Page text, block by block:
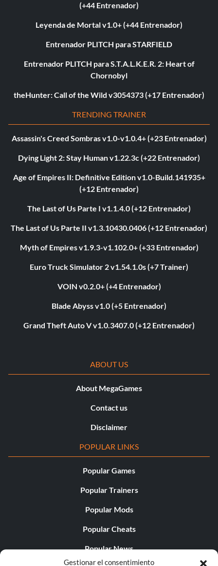
Gestionar el consentimiento
(+44 Entrenador)
Leyenda de Mortal v1.0+ (+44 Entrenador)
Entrenador PLITCH para STARFIELD
Entrenador PLITCH para S.T.A.L.K.E.R. 2: Heart of
Chornobyl
theHunter: Call of the Wild v3054373 (+17 Entrenador)
TRENDING TRAINER
Assassin's Creed Sombras v1.0-v1.0.4+ (+23 Entrenador)
Dying Light 2: Stay Human v1.22.3c (+22 Entrenador)
Age of Empires II: Definitive Edition v1.0-Build.141935+
(+12 Entrenador)
The Last of Us Parte I v1.1.4.0 (+12 Entrenador)
The Last of Us Parte II v1.3.10430.0406 (+12 Entrenador)
Myth of Empires v1.9.3-v1.102.0+ (+33 Entrenador)
Euro Truck Simulator 2 v1.54.1.0s (+7 Trainer)
VOIN v0.2.0+ (+4 Entrenador)
Blade Abyss v1.0 (+5 Entrenador)
Grand Theft Auto V v1.0.3407.0 (+12 Entrenador)
ABOUT US
About MegaGames
Contact us
Disclaimer
POPULAR LINKS
Popular Games
Popular Trainers
Popular Mods
Popular Cheats
Popular News